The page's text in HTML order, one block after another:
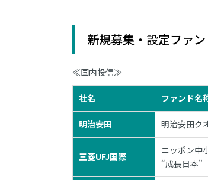
新規募集・設定ファ
≪国内投信≫
社名 ファンド名
明治安田 明治安田ク
三菱UFJ国際
ニッポン中
“成長日本”